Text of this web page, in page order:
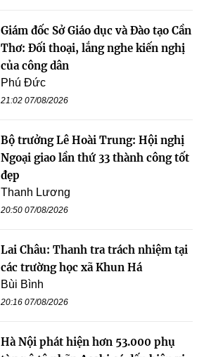
Giám đốc Sở Giáo dục và Đào tạo Cần
Thơ: Đối thoại, lắng nghe kiến nghị
của công dân
Phú Đức
21:02 07/08/2026
Bộ trưởng Lê Hoài Trung: Hội nghị
Ngoại giao lần thứ 33 thành công tốt
đẹp
Thanh Lương
20:50 07/08/2026
Lai Châu: Thanh tra trách nhiệm tại
các trường học xã Khun Há
Bùi Bình
20:16 07/08/2026
Hà Nội phát hiện hơn 53.000 phụ